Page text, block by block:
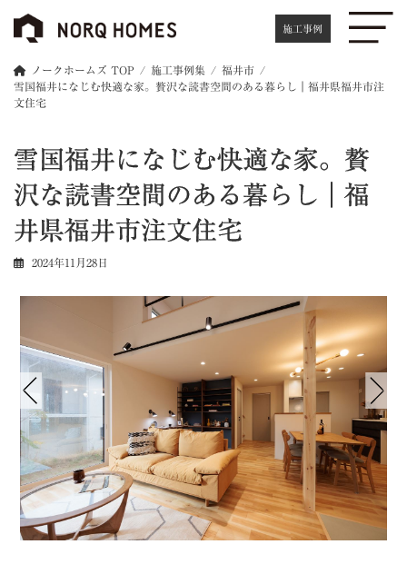
施工事例
ノークホームズ TOP 施工事例集
福井市
雪国福井になじむ快適な家。贅沢な読書空間のある暮らし｜福井県福井市注
文住宅
雪国福井になじむ快適な家。贅
沢な読書空間のある暮らし｜福
井県福井市注文住宅
2024年11月28日